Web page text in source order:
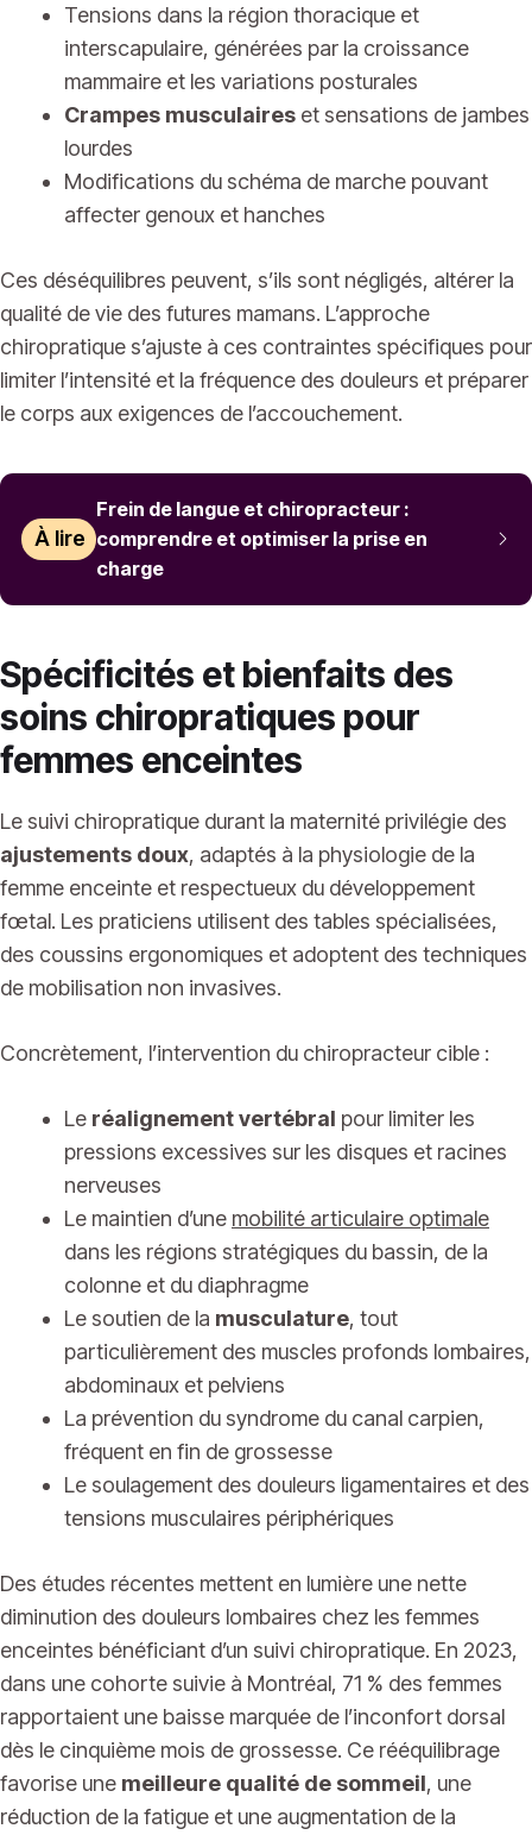
Tensions dans la région thoracique et
interscapulaire, générées par la croissance
mammaire et les variations posturales
Crampes musculaires et sensations de jambes
lourdes
Modifications du schéma de marche pouvant
affecter genoux et hanches
Ces déséquilibres peuvent, s’ils sont négligés, altérer la
qualité de vie des futures mamans. L’approche
chiropratique s’ajuste à ces contraintes spécifiques pour
limiter l’intensité et la fréquence des douleurs et préparer
le corps aux exigences de l’accouchement.
À lire
Frein de langue et chiropracteur :
comprendre et optimiser la prise en
charge
Spécificités et bienfaits des
soins chiropratiques pour
femmes enceintes
Le suivi chiropratique durant la maternité privilégie des
ajustements doux, adaptés à la physiologie de la
femme enceinte et respectueux du développement
fœtal. Les praticiens utilisent des tables spécialisées,
des coussins ergonomiques et adoptent des techniques
de mobilisation non invasives.
Concrètement, l’intervention du chiropracteur cible :
Le réalignement vertébral pour limiter les
pressions excessives sur les disques et racines
nerveuses
Le maintien d’une mobilité articulaire optimale
dans les régions stratégiques du bassin, de la
colonne et du diaphragme
Le soutien de la musculature, tout
particulièrement des muscles profonds lombaires,
abdominaux et pelviens
La prévention du syndrome du canal carpien,
fréquent en fin de grossesse
Le soulagement des douleurs ligamentaires et des
tensions musculaires périphériques
Des études récentes mettent en lumière une nette
diminution des douleurs lombaires chez les femmes
enceintes bénéficiant d’un suivi chiropratique. En 2023,
dans une cohorte suivie à Montréal, 71 % des femmes
rapportaient une baisse marquée de l’inconfort dorsal
dès le cinquième mois de grossesse. Ce rééquilibrage
favorise une meilleure qualité de sommeil, une
réduction de la fatigue et une augmentation de la